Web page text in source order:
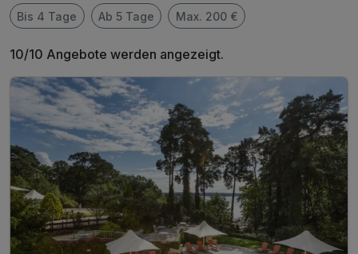
Bis 4 Tage Ab 5 Tage Max. 200 €
10/10 Angebote werden angezeigt.